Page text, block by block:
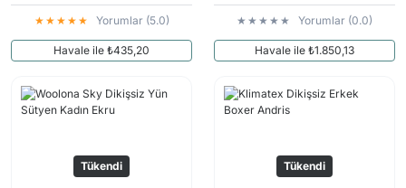
Yorumlar (5.0)
Havale ile ₺435,20
Yorumlar (0.0)
Havale ile ₺1.850,13
Tükendi Tükendi